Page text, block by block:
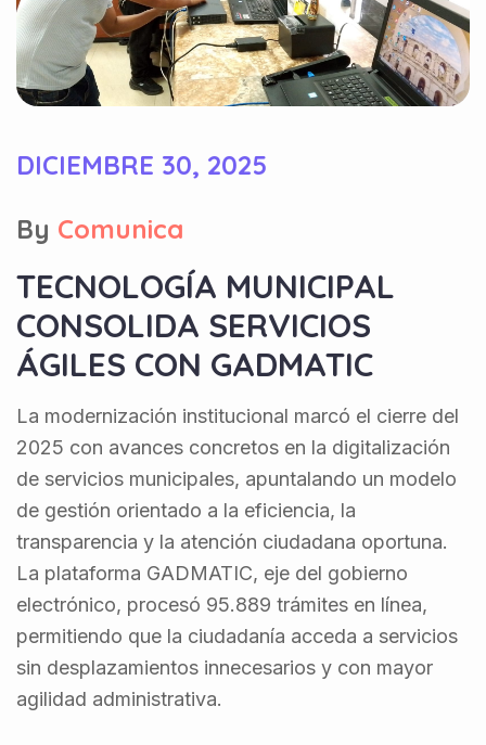
DICIEMBRE 30, 2025
By Comunica
TECNOLOGÍA MUNICIPAL
CONSOLIDA SERVICIOS
ÁGILES CON GADMATIC
La modernización institucional marcó el cierre del
2025 con avances concretos en la digitalización
de servicios municipales, apuntalando un modelo
de gestión orientado a la eficiencia, la
transparencia y la atención ciudadana oportuna.
La plataforma GADMATIC, eje del gobierno
electrónico, procesó 95.889 trámites en línea,
permitiendo que la ciudadanía acceda a servicios
sin desplazamientos innecesarios y con mayor
agilidad administrativa.